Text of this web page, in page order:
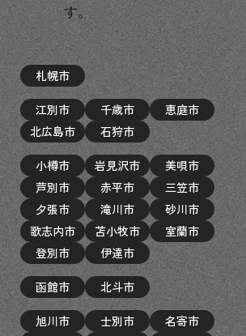
す。
札幌市
江別市 千歳市
恵庭市
北広島市
石狩市
小樽市 岩見沢市
美唄市
芦別市
赤平市
三笠市
夕張市
滝川市
砂川市
歌志内市
苫小牧市
室蘭市
登別市
伊達市
函館市 北斗市
旭川市 士別市
名寄市